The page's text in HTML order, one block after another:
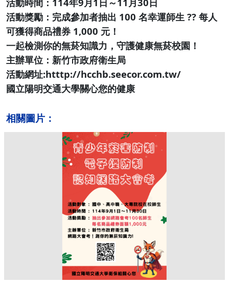
活動獎勵：完成參加者抽出 100 名幸運師生 ?? 每人
可獲得商品禮券 1,000 元！
一起檢測你的無菸知識力，守護健康無菸校園！
主辦單位：新竹市政府衛生局
活動網址:htttp://hcchb.seecor.com.tw/
國立陽明交通大學關心您的健康
相關圖片：